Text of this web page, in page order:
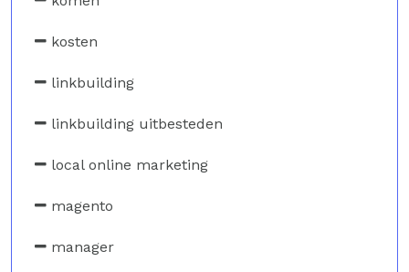
kosten
linkbuilding
linkbuilding uitbesteden
local online marketing
magento
manager